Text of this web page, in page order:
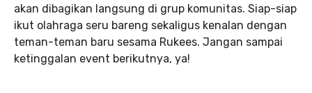
akan dibagikan langsung di grup komunitas. Siap-siap
ikut olahraga seru bareng sekaligus kenalan dengan
teman-teman baru sesama Rukees. Jangan sampai
ketinggalan event berikutnya, ya!